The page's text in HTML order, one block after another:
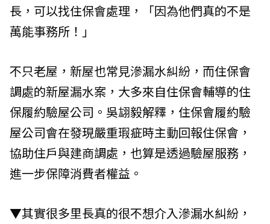
長，可以找住保會處理，「因為他們真的不是
萬能事務所！」
不只老屋，新屋也常見滲漏水糾紛，而住保會
調處的新屋漏水案，大多來自住保會輔導的住
保履約驗屋公司。吳翃毅解釋，住保會履約驗
屋公司會在發現嚴重瑕疵時主動回報住保會，
協助住戶與建商調處，也算是透過驗屋服務，
進一步保障消費者權益。
▼其實很多里長真的很不想介入滲漏水糾紛，